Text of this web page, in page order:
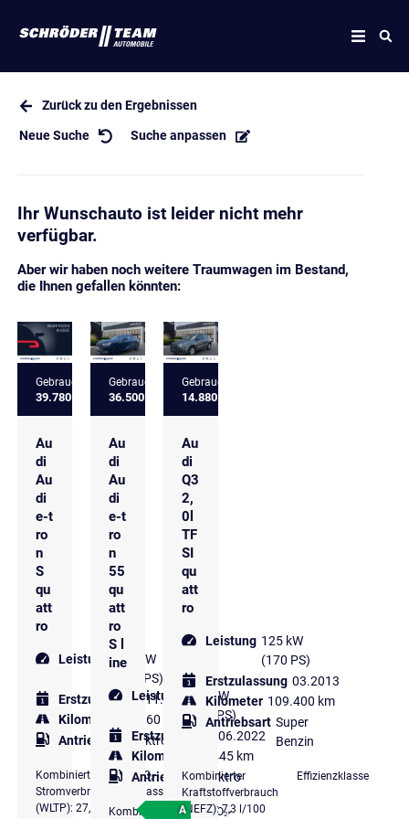
Zurück zu den Ergebnissen
Neue Suche Suche anpassen
Ihr Wunschauto ist leider nicht mehr
verfügbar.
Aber wir haben noch weitere Traumwagen im Bestand,
die Ihnen gefallen könnten:
Gebrauchtfahrzeug
39.780 €
Au
di
Au
di
e-t
ro
n
S
qu
att
ro
Leistung 370 kW
(503 PS)
Erstzulassung 11.2021
Kilometer
41.160 km
Antriebsart
Elektro
Kombinierter
Stromverbrauch
(WLTP): 27,7
CO₂-
Klasse
A
Gebrauchtfahrzeug
36.500 €
Au
di
Au
di
e-t
ro
n
55
qu
att
ro
S l
ine
Leistung
301 kW
(409 PS)
Erstzulassung
06.2022
Kilometer
71.445 km
Antriebsart Elektro
Kombinierter
CO₂-
Gebrauchtfahrzeug
14.880 €
Au
di
Q3
2,
0l
TF
SI
qu
att
ro
Leistung 125 kW
(170 PS)
Erstzulassung 03.2013
Kilometer 109.400 km
Antriebsart Super
Benzin
Kombinierter
Kraftstoffverbrauch
(NEFZ): 7,3 l/100
Effizienzklasse